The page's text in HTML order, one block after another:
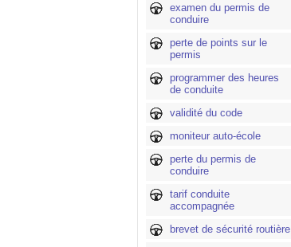
examen du permis de
conduire
perte de points sur le
permis
programmer des heures
de conduite
validité du code
moniteur auto-école
perte du permis de
conduire
tarif conduite
accompagnée
brevet de sécurité routière